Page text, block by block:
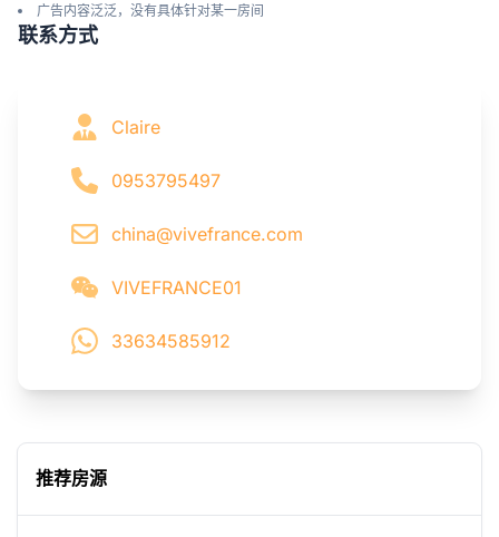
广告内容泛泛，没有具体针对某一房间
联系方式
Claire
0953795497
china@vivefrance.com
VIVEFRANCE01
33634585912
推荐房源